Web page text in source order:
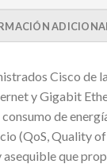
Cisco de
y Gigabit
de
(QoS, Quality
asequible que